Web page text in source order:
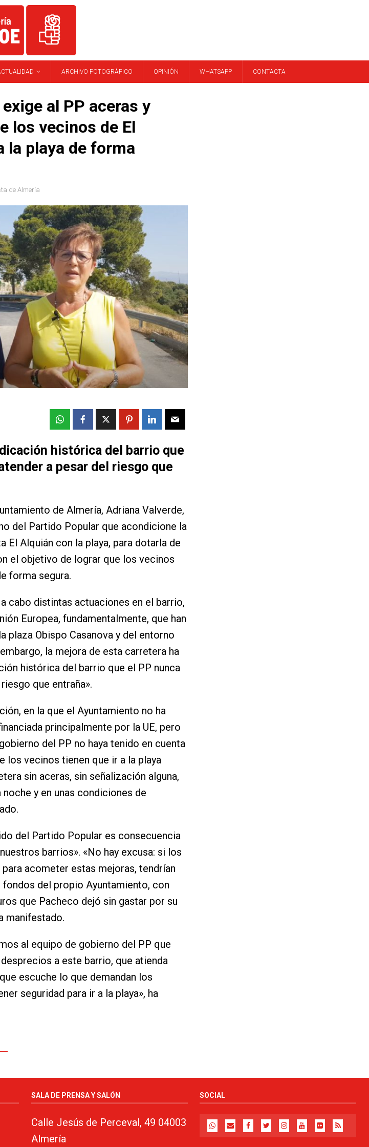
ARCHIVO FOTOGRÁFICO OPINIÓN WHATSAPP CONTACTA
exige al PP aceras y
los vecinos de El
la playa de forma
de Almería
histórica del barrio que
a pesar del riesgo que
de Almería, Adriana Valverde,
del Partido Popular que acondicione la
El Alquián con la playa, para dotarla de
el objetivo de lograr que los vecinos
forma segura.
cabo distintas actuaciones en el barrio,
Europea, fundamentalmente, que han
plaza Obispo Casanova y del entorno
la mejora de esta carretera ha
histórica del barrio que el PP nunca
que entraña».
en la que el Ayuntamiento no ha
principalmente por la UE, pero
del PP no haya tenido en cuenta
los vecinos tienen que ir a la playa
sin aceras, sin señalización alguna,
y en unas condiciones de
del Partido Popular es consecuencia
barrios». «No hay excusa: si los
acometer estas mejoras, tendrían
del propio Ayuntamiento, con
que Pacheco dejó sin gastar por su
manifestado.
al equipo de gobierno del PP que
a este barrio, que atienda
escuche lo que demandan los
seguridad para ir a la playa», ha
SALA DE PRENSA Y SALÓN
Calle Jesús de Perceval, 49 04003
Almería
SOCIAL